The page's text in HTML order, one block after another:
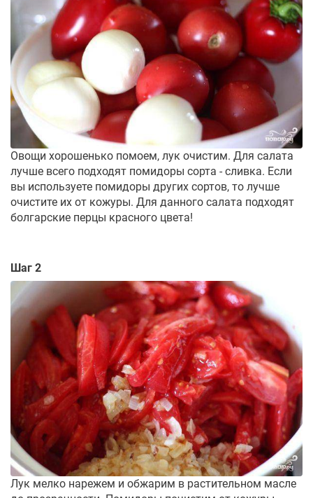
Овощи хорошенько помоем, лук очистим. Для салата
лучше всего подходят помидоры сорта - сливка. Если
вы используете помидоры других сортов, то лучше
очистите их от кожуры. Для данного салата подходят
болгарские перцы красного цвета!
Шаг 2
Лук мелко нарежем и обжарим в растительном масле